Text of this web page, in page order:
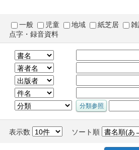
一般 児童 地域 紙芝居
点字・録音資料
表示数 ソート順